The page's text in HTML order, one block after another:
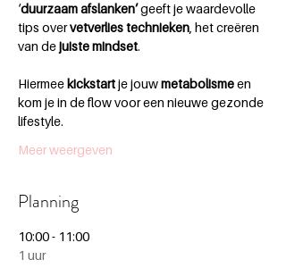
‘duurzaam afslanken’ geeft je waardevolle
tips over vetverlies technieken , het creëren
van de juiste mindset.
Hiermee kickstart je jouw metabolisme en
kom je in de flow voor een nieuwe gezonde
lifestyle.
Meer weergeven
Planning
10:00 - 11:00
1 uur